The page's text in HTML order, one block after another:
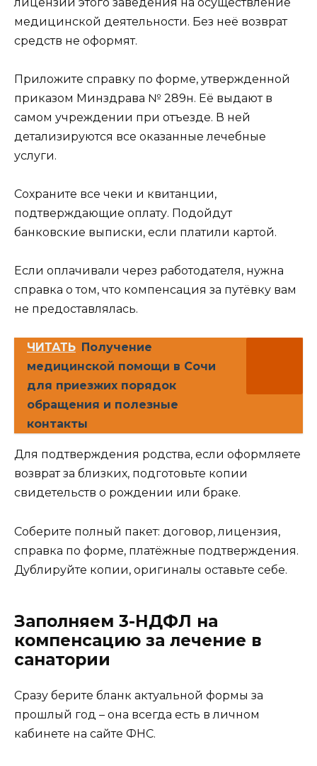
медицинской деятельности. Без неё возврат
средств не оформят.
Приложите справку по форме, утвержденной
приказом Минздрава № 289н. Её выдают в
самом учреждении при отъезде. В ней
детализируются все оказанные лечебные
услуги.
Сохраните все чеки и квитанции,
подтверждающие оплату. Подойдут
банковские выписки, если платили картой.
Если оплачивали через работодателя, нужна
справка о том, что компенсация за путёвку вам
не предоставлялась.
ЧИТАТЬ Получение
медицинской помощи в Сочи
для приезжих порядок
обращения и полезные
контакты
Для подтверждения родства, если оформляете
возврат за близких, подготовьте копии
свидетельств о рождении или браке.
Соберите полный пакет: договор, лицензия,
справка по форме, платёжные подтверждения.
Дублируйте копии, оригиналы оставьте себе.
Заполняем 3-НДФЛ на
компенсацию за лечение в
санатории
Сразу берите бланк актуальной формы за
прошлый год – она всегда есть в личном
кабинете на сайте ФНС.